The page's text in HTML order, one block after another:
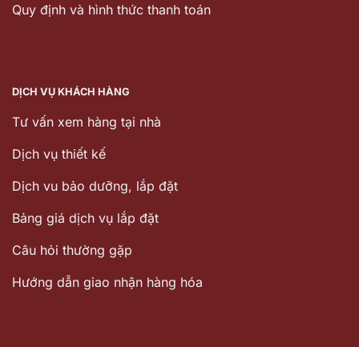
Quy định và hình thức thanh toán
DỊCH VỤ KHÁCH HÀNG
Tư vấn xem hàng tại nhà
Dịch vụ thiết kế
Dịch vu bảo dưỡng, lắp đặt
Bảng giá dịch vụ lắp đặt
Câu hỏi thường gặp
Hướng dẫn giao nhận hàng hóa